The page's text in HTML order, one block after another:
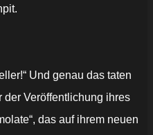
Und genau das taten
der Veröffentlichung ihres
das auf ihrem neuen